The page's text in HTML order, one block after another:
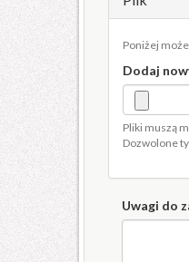
Poniżej
Dodaj
Pliki muszą
Dozwolone
Uwagi do